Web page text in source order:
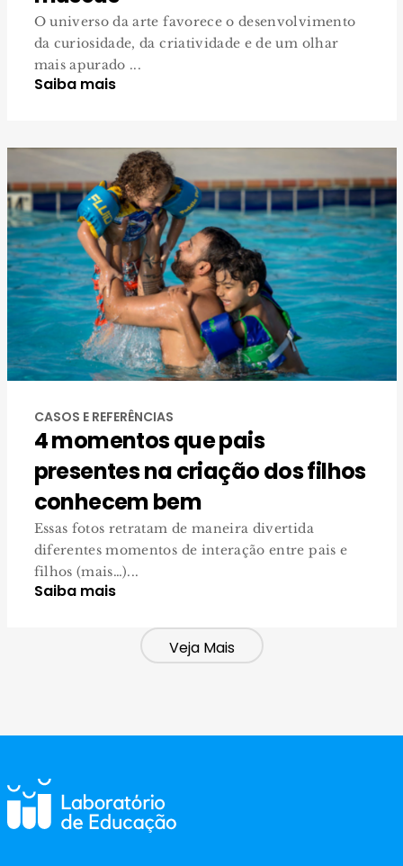
O universo da arte favorece o desenvolvimento
da curiosidade, da criatividade e de um olhar
mais apurado ...
Saiba mais
CASOS E REFERÊNCIAS
4 momentos que pais
presentes na criação dos filhos
conhecem bem
Essas fotos retratam de maneira divertida
diferentes momentos de interação entre pais e
filhos (mais…)...
Saiba mais
Veja Mais